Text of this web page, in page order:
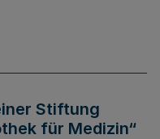
Stiftung
für Medizin“